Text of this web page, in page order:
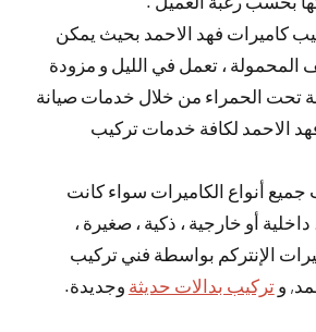
كاميرات فهد الاحمد بحيث يمكن
المحمولة ، تعمل في الليل و مزودة
تحت الحمراء من خلال خدمات صيانة
الاحمد لكافة خدمات تركيب
جميع أنواع الكاميرات سواء كانت
داخلية أو خارجية ، ذكية ، صغيرة ،
الإنتركم بواسطة فني تركيب
وتركيب بدالات حديثة وجديدة.